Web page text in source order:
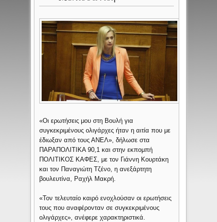
«Οι ερωτήσεις μου στη Βουλή για
συγκεκριμένους ολιγάρχες ήταν η αιτία που με
έδιωξαν από τους ΑΝΕΛ», δήλωσε στα
ΠΑΡΑΠΟΛΙΤΙΚΑ 90,1 και στην εκπομπή
ΠΟΛΙΤΙΚΟΣ ΚΑΦΕΣ, με τον Γιάννη Κουρτάκη
και τον Παναγιώτη Τζένο, η ανεξάρτητη
βουλευτίνα, Ραχήλ Μακρή.
«Τον τελευταίο καιρό ενοχλούσαν οι ερωτήσεις
τους που αναφέρονταν σε συγκεκριμένους
ολιγάρχες», ανέφερε χαρακτηριστικά.